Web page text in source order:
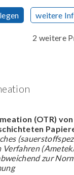
weitere
2 weitere
(OTR) von
Verfahren
zur